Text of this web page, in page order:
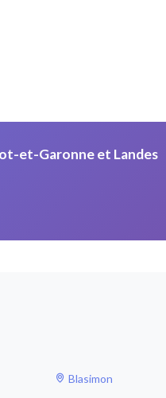
et-Garonne et Landes
Blasimon